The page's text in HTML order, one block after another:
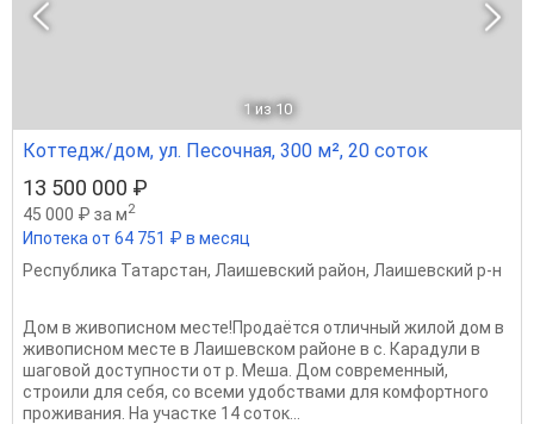
1 из 10
Коттедж/дом, ул. Песочная, 300 м², 20 соток
13 500 000 ₽
45 000 ₽ за м2
Ипотека от 64 751 ₽ в месяц
Республика Татарстан, Лаишевский район, Лаишевский р-н
Дом в живописном месте!Продаётся отличный жилой дом в
живописном месте в Лаишевском районе в с. Карадули в
шаговой доступности от р. Меша. Дом современный,
строили для себя, со всеми удобствами для комфортного
проживания. На участке 14 соток...